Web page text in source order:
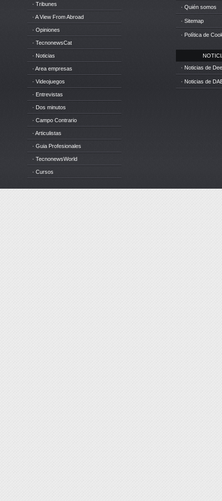
· Tribunes
· A View From Abroad
· Opiniones
· TecnonewsCat
· Noticias
· Area empresas
· Videojuegos
· Entrevistas
· Dos minutos
· Campo Contrario
· Articulistas
· Guia Profesionales
· TecnonewsWorld
· Cursos
· Quién somos
· Sitemap
· Política de
· Noticias de
· Noticias de